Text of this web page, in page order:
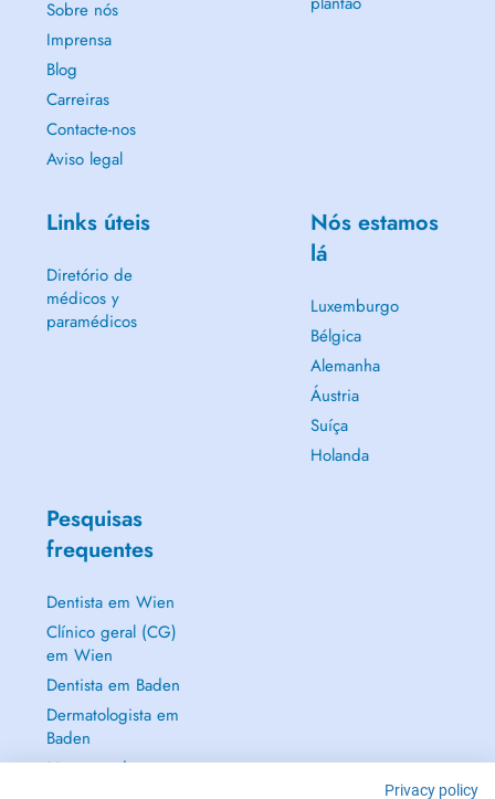
Sobre nós
Imprensa
Blog
Carreiras
Contacte-nos
Aviso legal
Links úteis
Diretório de
médicos y
paramédicos
Nós estamos
lá
Luxemburgo
Bélgica
Alemanha
Áustria
Suíça
Holanda
Pesquisas
frequentes
Dentista em Wien
Clínico geral (CG)
em Wien
Dentista em Baden
Dermatologista em
Baden
Mostrar tudo →
Privacy policy